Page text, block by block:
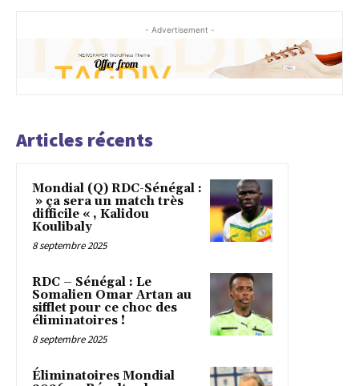
- Advertisement -
Articles récents
Mondial (Q) RDC-Sénégal :
» ça sera un match très
difficile « , Kalidou
Koulibaly
8 septembre 2025
RDC – Sénégal : Le
Somalien Omar Artan au
sifflet pour ce choc des
éliminatoires !
8 septembre 2025
Éliminatoires Mondial